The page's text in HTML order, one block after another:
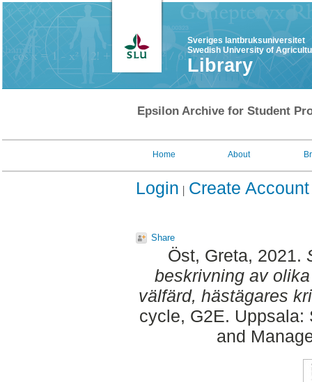
Sveriges lantbruksuniversitet
Swedish University of
Library
Epsilon Archive for Student
Home About
Login Create Account
Share
Öst, Greta, 2021.
beskrivning av
välfärd, hästägares
cycle, G2E. Uppsala:
and